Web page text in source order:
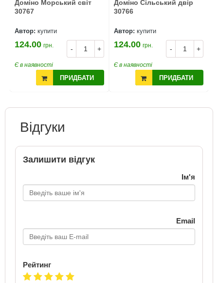
Доміно Морський світ
30767
Автор: купити
- +
124.00 грн.
Є в наявності
ПРИДБАТИ
Доміно Сільський двір
30766
Автор: купити
- +
124.00 грн.
Є в наявності
ПРИДБАТИ
Відгуки
Залишити відгук
Ім'я
Email
Рейтинг